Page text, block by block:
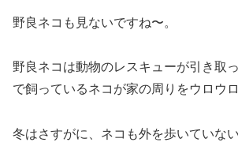
野良ネコも見ないですね〜。
野良ネコは動物のレスキューが引き取
で飼っているネコが家の周りをウロウ
冬はさすがに、ネコも外を歩いていない